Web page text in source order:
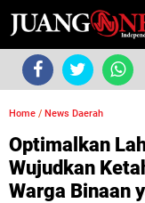
Home / News Daerah
Optimalkan
Wujudkan
Warga Binaan